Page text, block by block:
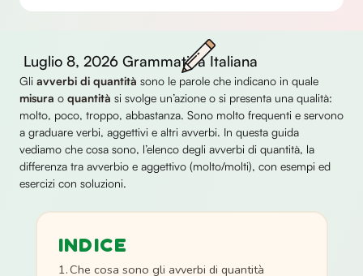
Luglio 8, 2026 Grammatica Italiana
Gli avverbi di quantità sono le parole che indicano in quale
misura o quantità si svolge un’azione o si presenta una qualità:
molto, poco, troppo, abbastanza. Sono molto frequenti e servono
a graduare verbi, aggettivi e altri avverbi. In questa guida
vediamo che cosa sono, l’elenco degli avverbi di quantità, la
differenza tra avverbio e aggettivo (molto/molti), con esempi ed
esercizi con soluzioni.
INDICE
Che cosa sono gli avverbi di quantità